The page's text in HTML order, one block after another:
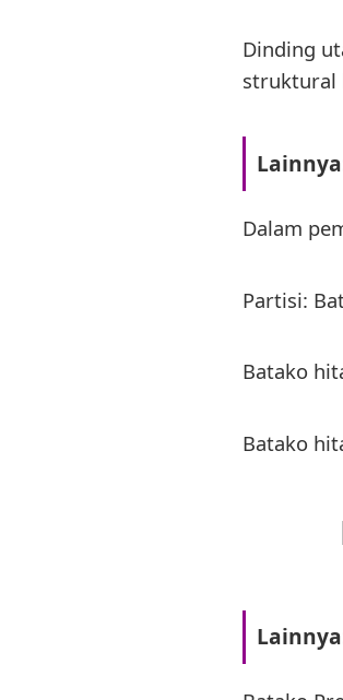
Dinding
struktural
Dalam
Partisi:
Batako
Batako